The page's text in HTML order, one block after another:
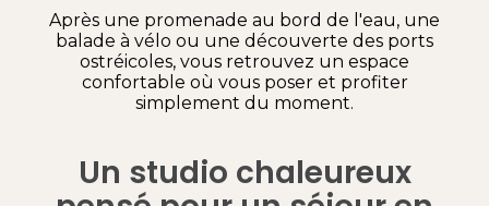
Après une promenade au bord de l'eau, une
balade à vélo ou une découverte des ports
ostréicoles, vous retrouvez un espace
confortable où vous poser et profiter
simplement du moment.
Un studio chaleureux